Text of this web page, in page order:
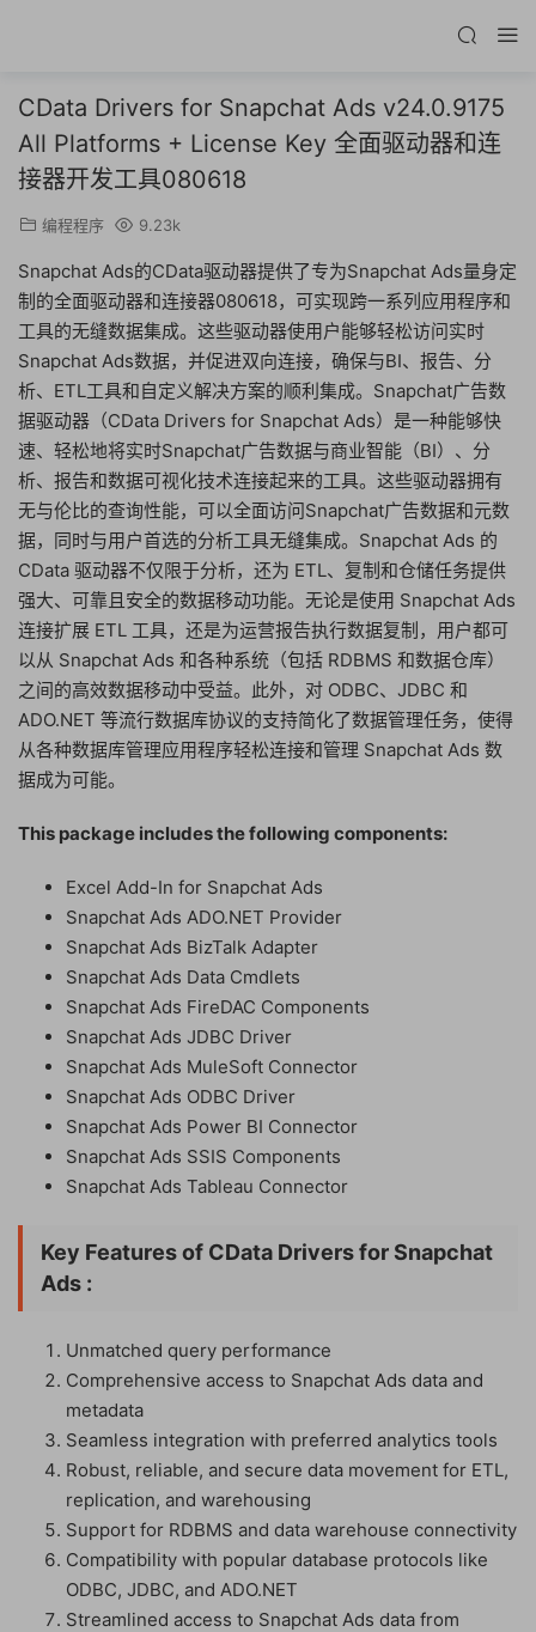
CData Drivers for Snapchat Ads v24.0.9175
All Platforms + License Key 全面驱动器和连
接器开发工具080618
编程程序 9.23k
Snapchat Ads的CData驱动器提供了专为Snapchat Ads量身定
制的全面驱动器和连接器080618，可实现跨一系列应用程序和
工具的无缝数据集成。这些驱动器使用户能够轻松访问实时
Snapchat Ads数据，并促进双向连接，确保与BI、报告、分
析、ETL工具和自定义解决方案的顺利集成。Snapchat广告数
据驱动器（CData Drivers for Snapchat Ads）是一种能够快
速、轻松地将实时Snapchat广告数据与商业智能（BI）、分
析、报告和数据可视化技术连接起来的工具。这些驱动器拥有
无与伦比的查询性能，可以全面访问Snapchat广告数据和元数
据，同时与用户首选的分析工具无缝集成。Snapchat Ads 的
CData 驱动器不仅限于分析，还为 ETL、复制和仓储任务提供
强大、可靠且安全的数据移动功能。无论是使用 Snapchat Ads
连接扩展 ETL 工具，还是为运营报告执行数据复制，用户都可
以从 Snapchat Ads 和各种系统（包括 RDBMS 和数据仓库）
之间的高效数据移动中受益。此外，对 ODBC、JDBC 和
ADO.NET 等流行数据库协议的支持简化了数据管理任务，使得
从各种数据库管理应用程序轻松连接和管理 Snapchat Ads 数
据成为可能。
This package includes the following components:
Excel Add-In for Snapchat Ads
Snapchat Ads ADO.NET Provider
Snapchat Ads BizTalk Adapter
Snapchat Ads Data Cmdlets
Snapchat Ads FireDAC Components
Snapchat Ads JDBC Driver
Snapchat Ads MuleSoft Connector
Snapchat Ads ODBC Driver
Snapchat Ads Power BI Connector
Snapchat Ads SSIS Components
Snapchat Ads Tableau Connector
Key Features of CData Drivers for Snapchat
Ads :
Unmatched query performance
Comprehensive access to Snapchat Ads data and
metadata
Seamless integration with preferred analytics tools
Robust, reliable, and secure data movement for ETL,
replication, and warehousing
Support for RDBMS and data warehouse connectivity
Compatibility with popular database protocols like
ODBC, JDBC, and ADO.NET
Streamlined access to Snapchat Ads data from